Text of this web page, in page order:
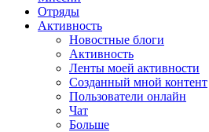
Отряды
Активность
Новостные блоги
Активность
Ленты моей активности
Созданный мной контент
Пользователи онлайн
Чат
Больше